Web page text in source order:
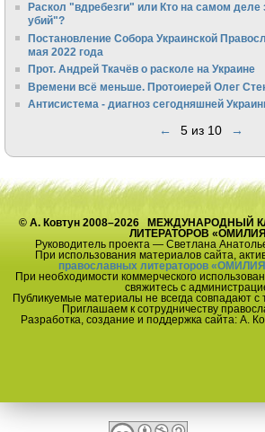
Раскол "вдребезги" или Кто на самом
убий"?
Постановление Собора Украинской
мая 2022 года
Прот. Андрей Ткачёв о расколе на Украине
Времени всё меньше. Протоиерей Олег
Антисистема - диагноз сегодняшней
← 5 из 10 →
© А. Ковтун 2008–2026 МЕЖДУНАРОДНЫЙ
ЛИТЕРАТОРОВ
Руководитель проекта — Светлана
При использования материалов сайта,
православных литераторов
При необходимости коммерческого
свяжитесь с
Публикуемые материалы не всегда совпадают с
Приглашаем к сотрудничеству
Разработка, создание и поддержка сайта: А.